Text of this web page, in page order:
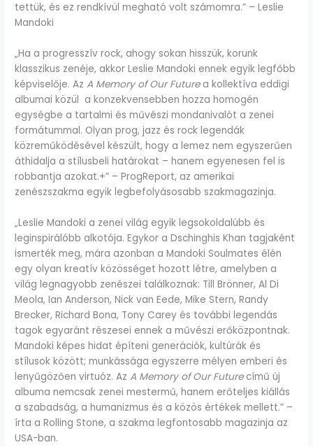
tettük, és ez rendkívül megható volt számomra.” – Leslie
Mandoki
„Ha a progresszív rock, ahogy sokan hisszük, korunk
klasszikus zenéje, akkor Leslie Mandoki ennek egyik legfőbb
képviselője. AzA Memory of Our Futurea kollektíva eddigi
albumai közül a konzekvensebben hozza homogén
egységbe a tartalmi és művészi mondanivalót a zenei
formátummal. Olyan prog, jazz és rock legendák
közreműködésével készült, hogy a lemez nem egyszerűen
áthidalja a stílusbeli határokat – hanem egyenesen fel is
robbantja azokat.+” – ProgReport, az amerikai
zenészszakma egyik legbefolyásosabb szakmagazinja.
„Leslie Mandoki a zenei világ egyik legsokoldalúbb és
leginspirálóbb alkotója. Egykor a Dschinghis Khan tagjaként
ismerték meg, mára azonban a Mandoki Soulmates élén
egy olyan kreatív közösséget hozott létre, amelyben a
világ legnagyobb zenészei találkoznak: Till Brönner, Al Di
Meola, Ian Anderson, Nick van Eede, Mike Stern, Randy
Brecker, Richard Bona, Tony Carey és további legendás
tagok egyaránt részesei ennek a művészi erőközpontnak.
Mandoki képes hidat építeni generációk, kultúrák és
stílusok között; munkássága egyszerre mélyen emberi és
lenyűgözően virtuóz. AzA Memory of Our Futurecímű új
albuma nemcsak zenei mestermű, hanem erőteljes kiállás
a szabadság, a humanizmus és a közös értékek mellett.” –
írta a Rolling Stone, a szakma legfontosabb magazinja az
USA-ban.